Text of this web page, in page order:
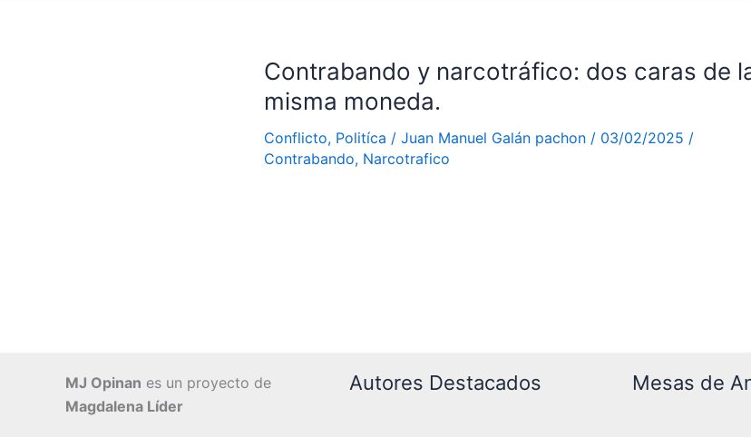
Contrabando y narcotráfico: dos caras de
misma moneda.
Conflicto, Politíca / Juan Manuel Galán pachon / 03/02/2025 /
Contrabando, Narcotrafico
MJ Opinan es un proyecto de
Magdalena Líder
Autores Destacados Mesas de